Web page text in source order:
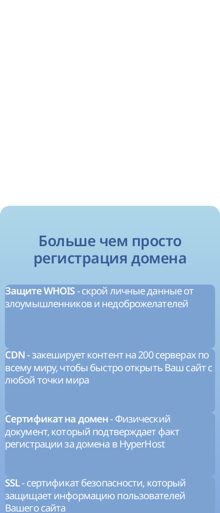
Больше чем просто
регистрация домена
Защите WHOIS - скрой личные данные от
злоумышленников и недоброжелателей
CDN - закеширует контент на 200 серверах по
всему миру, чтобы быстро открыть Ваш сайт с
любой точки мира
Сертификат на домен- Физический
документ, который подтверждает факт
регистрации за домена в HyperHost
SSL- сертификат безопасности, который
защищает информацию пользователей
Вашего сайта